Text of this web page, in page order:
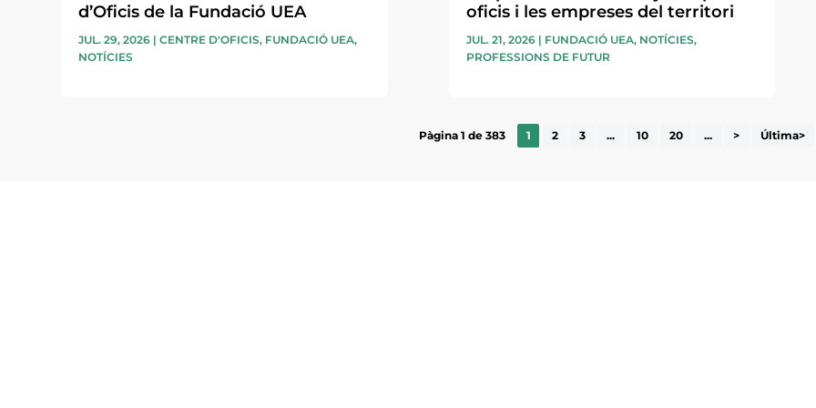
d’Oficis de la Fundació UEA
JUL. 29, 2026 |CENTRE D'OFICIS, FUNDACIÓ UEA,
NOTÍCIES
oficis i les empreses del territori
JUL. 21, 2026| FUNDACIÓ UEA, NOTÍCIES,
PROFESSIONS DE FUTUR
Pàgina 1 de 383 1 2 3 ... 10 20 ... > Última>